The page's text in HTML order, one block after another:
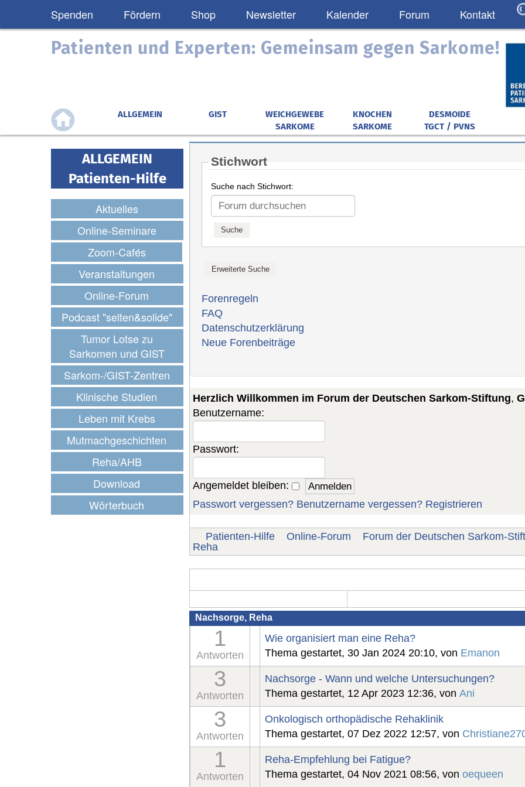
Spenden Fördern Shop Newsletter Kalender Forum Kontakt
Patienten und Experten: Gemeinsam gegen Sarkome!
ALLGEMEIN GIST
WEICHGEWEBE
SARKOME
KNOCHEN
SARKOME
DESMOIDE
TGCT / PVNS
ALLGEMEIN
Patienten-Hilfe
Aktuelles
Online-Seminare
Zoom-Cafés
Veranstaltungen
Online-Forum
Podcast "selten&solide"
Tumor Lotse zu
Sarkomen und GIST
Sarkom-/GIST-Zentren
Klinische Studien
Leben mit Krebs
Mutmachgeschichten
Reha/AHB
Download
Wörterbuch
Stichwort
Suche nach Stichwort:
Forenregeln
FAQ
Datenschutzerklärung
Neue Forenbeiträge
Herzlich Willkommen im Forum der Deutschen Sarkom-Stiftung,
Benutzername:
Passwort:
Angemeldet bleiben:
Passwort vergessen? Benutzername vergessen? Registrieren
Patienten-Hilfe Online-Forum
Forum der Deutschen Sarkom-
Reha
Nachsorge, Reha
1
Antworten
Wie organisiert man eine Reha?
Thema gestartet, 30 Jan 2024 20:10, von Emanon
3
Antworten
Nachsorge - Wann und welche Untersuchungen?
Thema gestartet, 12 Apr 2023 12:36, von Ani
3
Antworten
Onkologisch orthopädische Rehaklinik
Thema gestartet, 07 Dez 2022 12:57, von
1
Antworten
Reha-Empfehlung bei Fatigue?
Thema gestartet, 04 Nov 2021 08:56, von oequeen